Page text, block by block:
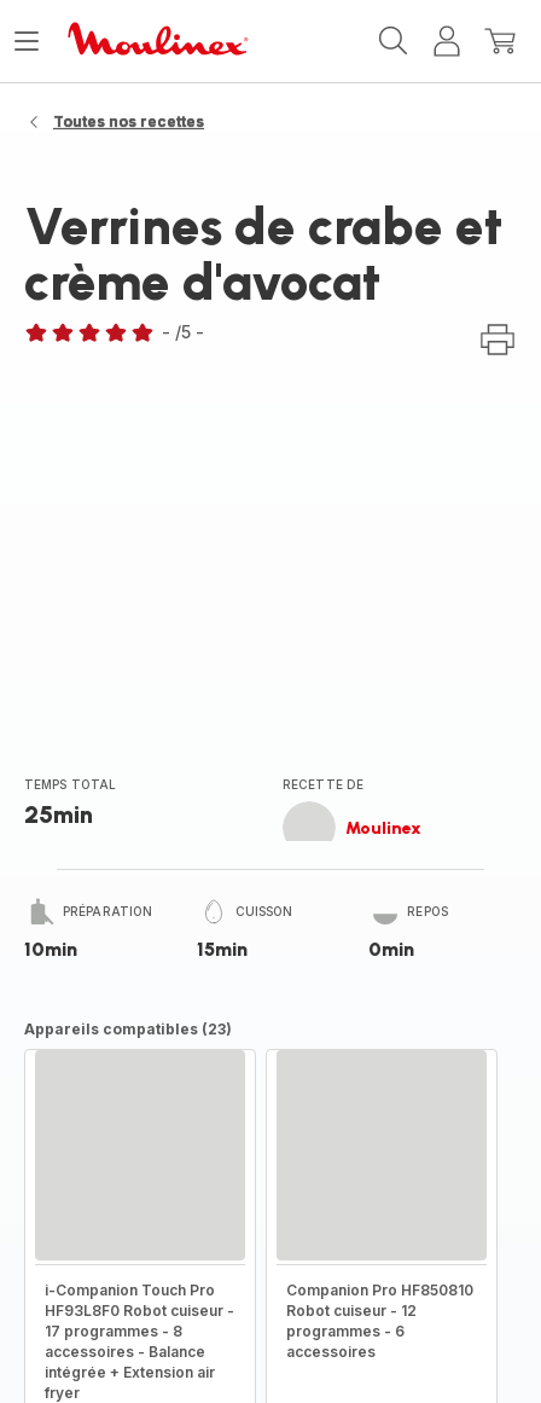
MonMon
Ouvrir
Toutes nos recettes
Verrines de crabe et
crème d'avocat
- /5 -
TEMPS TOTAL
25min
RECETTE DE
Moulinex
PRÉPARATION
10min
CUISSON
15min
REPOS
0min
Appareils compatibles (23)
i-Companion Touch Pro
HF93L8F0 Robot cuiseur -
17 programmes - 8
accessoires - Balance
intégrée + Extension air
fryer
Companion Pro HF850810
Robot cuiseur - 12
programmes - 6
accessoires